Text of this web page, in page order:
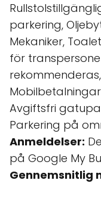
parkering,
Mekaniker,
för
Avgiftsfri
Parkering på
Anmeldelser:
på Google My
Gennemsnitlig